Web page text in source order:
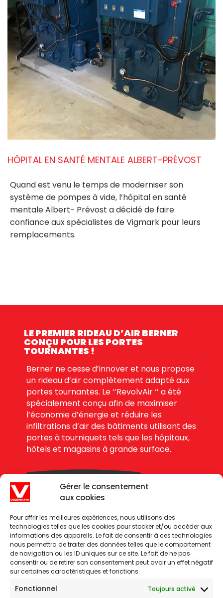
Gérer le consentement
aux cookies
Pour offrir les meilleures expériences, nous utilisons des
technologies telles que les cookies pour stocker et/ou accéder aux
informations des appareils. Le fait de consentir à ces technologies
nous permettra de traiter des données telles que le comportement
de navigation ou les ID uniques sur ce site. Le fait de ne pas
consentir ou de retirer son consentement peut avoir un effet négatif
sur certaines caractéristiques et fonctions.
Fonctionnel Toujours activé
HÔPITAL EN SANTÉ MENTALE ALBERT-PRÉVOST
Quand est venu le temps de moderniser son
système de pompes à vide, l’hôpital en santé
mentale Albert- Prévost a décidé de faire
confiance aux spécialistes de Vigmark pour leurs
remplacements.
LE PREMIER RIDEAU D’AIR BERNER
CONÇU POUR LES PORTES
TOURNANTES !
Berner ne cesse d’innover et nous propose
un rideau d’air complètement adapté aux
portes tournantes. Le ‘’RevolvAir ‘’ a été
spécialement conçu afin de maximiser
l’économie d’énergie et réduire les
infiltrations d’air des bâtiments utilisant des
portes à tourniquets tels que les hôpitaux,
hôtels et magasins à grande surface.
DEMANDE DE PRIX